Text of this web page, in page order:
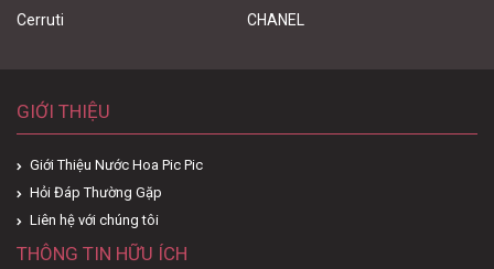
Cerruti
CHANEL
GIỚI THIỆU
Giới Thiệu Nước Hoa Pic Pic
Hỏi Đáp Thường Gặp
Liên hệ với chúng tôi
THÔNG TIN HỮU ÍCH